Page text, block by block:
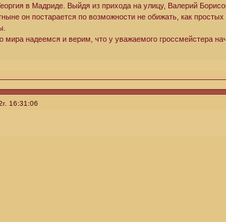
в Мадриде. Выйдя из прихода на улицу, Валерий
он постарается по возможности не обижать, как
мира надеемся и верим, что у уважаемого гроссмейстера
16:31:06